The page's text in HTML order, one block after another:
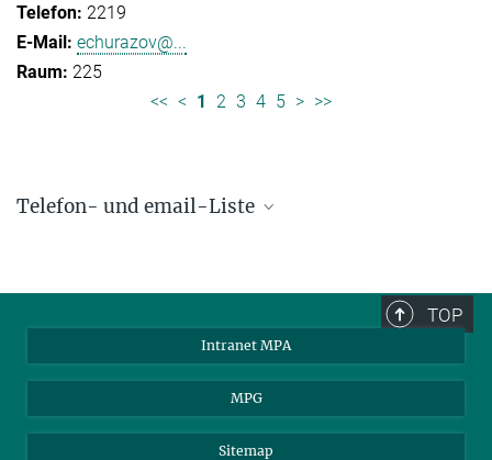
2219
echurazov@...
225
<< < 1 2 3 4 5 > >>
Telefon- und email-Liste
85748 Garching, Germany
TOP
Intranet MPA
MPG
Sitemap